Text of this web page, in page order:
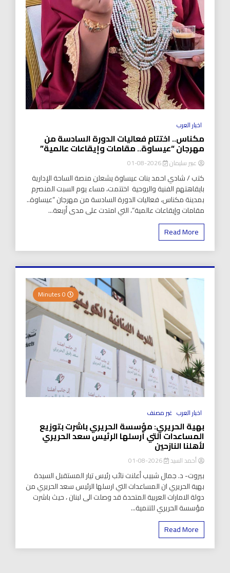
اخبار العرب
مكناس.. اختتام فعاليات الدورة السادسة من
مهرجان “عيساوة.. مقامات وإيقاعات عالمية”
عبير سليمان 2026-08-01
كتب / شادي احمد بنات عيساوة يشعلن منصة الساحة الإدارية
بايقاهتهم الفنية والروحية اختتمت، مساء يوم السبت المنصرم
بمدينة مكناس، فعاليات الدورة السادسة من مهرجان “عيساوة..
مقامات وإيقاعات عالمية”، التي امتدت على مدى أربعة...
Read More
اخبار العرب غير مصنف
بهية الحريري: مؤسسة الحريري باشرت بتوزيع
المساعدات التي أرسلها الرئيس سعد الحريري
لأهلنا النازحين
أحمد السيد 2026-08-01
بيروت- د. جمال شبيب أعلنت نائب رئيس تيار المستقبل السيدة
بهية الحريري ان المساعدات التي ارسلها الرئيس سعد الحريري من
دولة الامارات العربية المتحدة قد وصلت الى لبنان ، حيث باشرت
مؤسسة الحريري للتنمية...
Read More